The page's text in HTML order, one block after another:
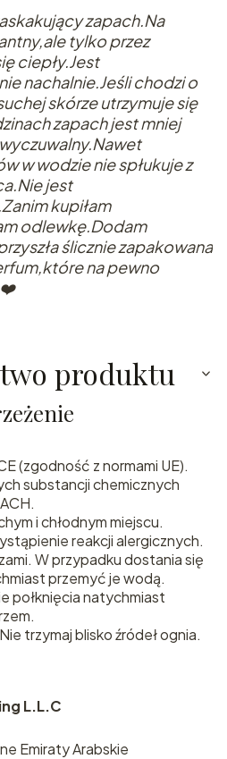
zapach.Na
tylko przez
ciepły.Jest
nachalnie.Jeśli chodzi o
skórze utrzymuje się
zapach jest mniej
w wodzie nie spłukuje z
jest
kupiłam
odlewkę.Dodam
ślicznie zapakowana
na pewno
produktu
(zgodność z normami UE).
substancji chemicznych
i chłodnym miejscu.
reakcji alergicznych.
W przypadku dostania się
przemyć je wodą.
połknięcia natychmiast
trzymaj blisko źródeł ognia.
L.L.C
Emiraty Arabskie